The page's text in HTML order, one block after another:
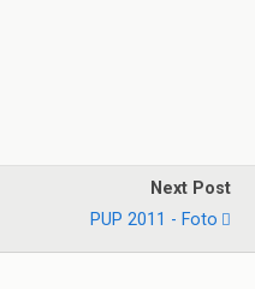
Next Post
PUP 2011 - Foto